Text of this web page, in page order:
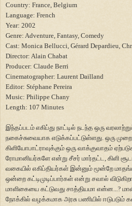
Country: France Belgium
Language: French
Year: 2002
Genre: Adventure, Fantasy, Comedy
Cast: Monica Bellucci, Gérard Depardieu,
Director: Alain Chabat
Producer: Claude Berri
Cinematographer: Laurent Dailland
Editor: Stéphane Pereira
Music: Philippe Chany
Length: 107 Minutes
இந்தப்படம் எகிப்து நாட்டில் நடந்த ஒரு
நகைச்சுவையாக எடுக்கப்பட்டுள்ளது. ஒரு
கிளியோபாட்ராவுக்கும் ஒரு வாக்குவாதம்
ரோமானியர்களே என்று சீசர் மார்தட்ட, கிளி
வகையில் எகிப்தியர்கள் இன்னும் மூன்றே
ஒன்றை கட்டிமுடிப்பார்கள் என்று சவால்
மாளிகையை கட்டுவது சாத்தியமா என்ன...?
நோக்கில் வழக்கமாக அரசு பணியில்